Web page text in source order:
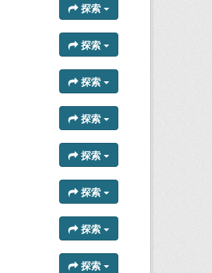
探索
探索
探索
探索
探索
探索
探索
探索